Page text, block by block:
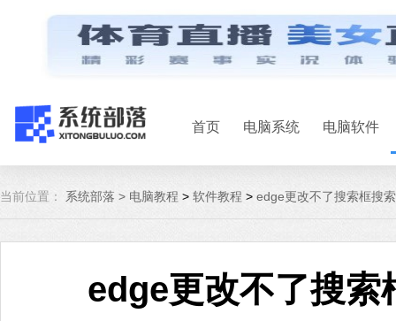
首页 电脑系统 电脑软件
当前位置： 系统部落 > 电脑教程 > 软件教程 > edge更改不了搜索框搜
edge更改不了搜索